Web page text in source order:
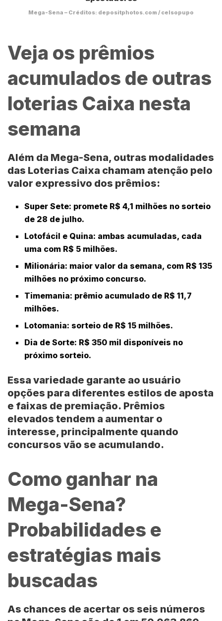
Mega-Sena – Créditos: depositphotos.com / celsopupo
Veja os prêmios
acumulados de outras
loterias Caixa nesta
semana
Além da Mega-Sena, outras modalidades
das Loterias Caixa chamam atenção pelo
valor expressivo dos prêmios:
Super Sete: promete R$ 4,1 milhões no sorteio
de 28 de julho.
Lotofácil e Quina: ambas acumuladas, cada
uma com R$ 5 milhões.
Milionária: maior valor da semana, com R$ 135
milhões no próximo concurso.
Timemania: prêmio acumulado de R$ 11,7
milhões.
Lotomania: sorteio de R$ 15 milhões.
Dia de Sorte: R$ 350 mil disponíveis no
próximo sorteio.
Essa variedade garante ao usuário
opções para diferentes estilos de aposta
e faixas de premiação. Prêmios
elevados tendem a aumentar o
interesse, principalmente quando
concursos vão se acumulando.
Como ganhar na
Mega-Sena?
Probabilidades e
estratégias mais
buscadas
As chances de acertar os seis números